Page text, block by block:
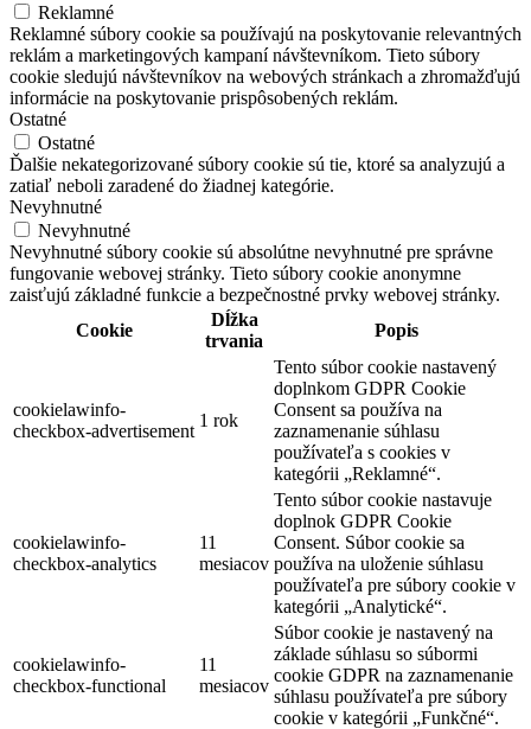
Reklamné
Reklamné súbory cookie sa používajú na poskytovanie relevantných
reklám a marketingových kampaní návštevníkom. Tieto súbory
cookie sledujú návštevníkov na webových stránkach a zhromažďujú
informácie na poskytovanie prispôsobených reklám.
Ostatné
Ostatné
Ďalšie nekategorizované súbory cookie sú tie, ktoré sa analyzujú a
zatiaľ neboli zaradené do žiadnej kategórie.
Nevyhnutné
Nevyhnutné
Nevyhnutné súbory cookie sú absolútne nevyhnutné pre správne
fungovanie webovej stránky. Tieto súbory cookie anonymne
zaisťujú základné funkcie a bezpečnostné prvky webovej stránky.
Cookie
Dĺžka
trvania
Popis
cookielawinfo-
checkbox-advertisement
1 rok
Tento súbor cookie nastavený
doplnkom GDPR Cookie
Consent sa používa na
zaznamenanie súhlasu
používateľa s cookies v
kategórii „Reklamné“.
cookielawinfo-
checkbox-analytics
11
mesiacov
Tento súbor cookie nastavuje
doplnok GDPR Cookie
Consent. Súbor cookie sa
používa na uloženie súhlasu
používateľa pre súbory cookie v
kategórii „Analytické“.
cookielawinfo-
checkbox-functional
11
mesiacov
Súbor cookie je nastavený na
základe súhlasu so súbormi
cookie GDPR na zaznamenanie
súhlasu používateľa pre súbory
cookie v kategórii „Funkčné“.